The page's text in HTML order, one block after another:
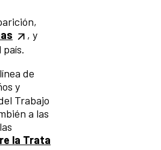
, y
de
y
Trabajo
a las
la Trata